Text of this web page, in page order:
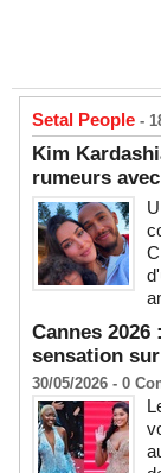
Setal People -
Kim
rumeurs
Cannes
sensation
30/05/2026 - 0